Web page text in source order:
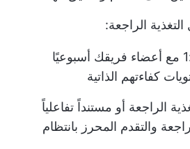
التغذية الراجعة:
نظّم مكالمات 1:1 مع أعضاء فريقك أسبوعيًا
كفاءتهم الذاتية
الراجعة أو مستنداً تفاعلياً
والتقدم المحرز بانتظام